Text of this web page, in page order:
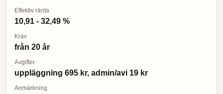
Effektiv ränta
10,91 - 32,49 %
Krav
från 20 år
Avgifter
uppläggning 695 kr, admin/avi 19 kr
Anmärkning